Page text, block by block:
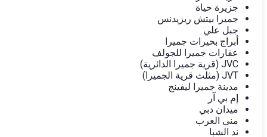
جزيرة حياة
جميرا بيتش ريزيدنس
جبل علي
أبراج بحيرات جميرا
عقارات جميرا للجولف
JVC (قرية جميرا الدائرية)
JVT (مثلث قرية الجميرا)
مدينة جميرا ليفينج
إم بي آر
ميدان دبي
منى العرب
ند الشبا